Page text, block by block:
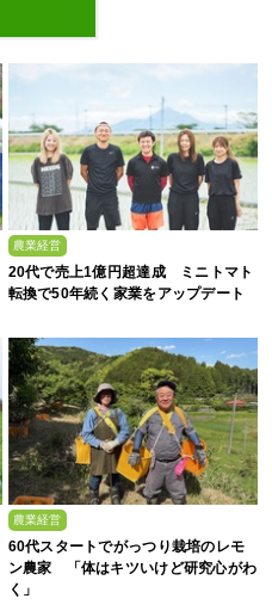
農業経営
20代で売上1億円超達成 ミニトマト
転換で50年続く家業をアップデート
農業経営
60代スタートでがっつり栽培のレモ
ン農家 「体はキツいけど研究心がわ
く」